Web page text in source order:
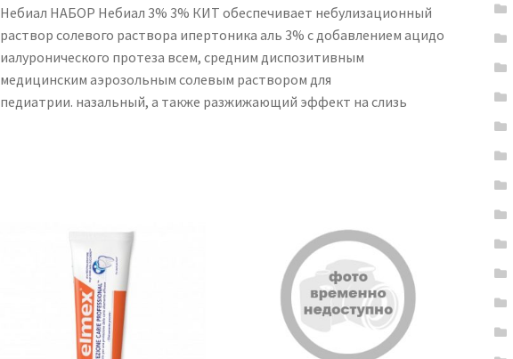
Небиал НАБОР Небиал 3% 3% КИТ обеспечивает небулизационный
раствор солевого раствора ипертоника аль 3% с добавлением ацидо
иалуронического протеза всем, средним диспозитивным
медицинским аэрозольным солевым раствором для
педиатрии. назальный, а также разжижающий эффект на слизь